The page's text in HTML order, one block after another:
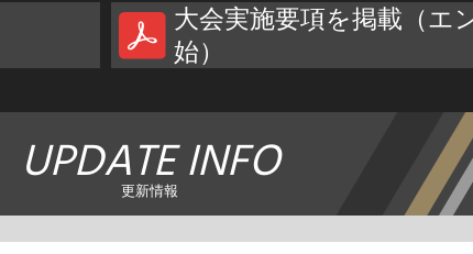
大会実施要項を掲載（エ
始）
UPDATE INFO
更新情報